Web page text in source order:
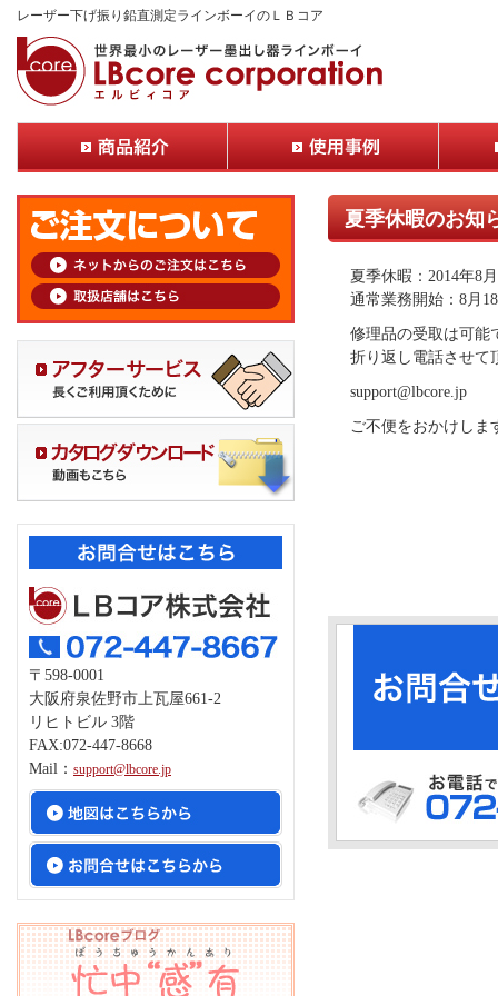
レーザー下げ振り鉛直測定ラインボーイのＬＢコア
夏季休暇のお知
夏季休暇：2014年8
通常業務開始：8月
修理品の受取は可能
折り返し電話させて
support@lbcore.jp
ご不便をおかけしま
〒598-0001
大阪府泉佐野市上瓦屋661-2
リヒトビル 3階
FAX:072-447-8668
Mail： support@lbcore.jp